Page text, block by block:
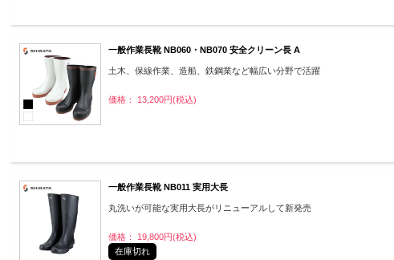
一般作業長靴 NB060・NB070 安全クリーン長 A
土木、保線作業、造船、鉄鋼業など幅広い分野で活躍
価格： 13,200円(税込)
一般作業長靴 NB011 実用大長
丸洗いが可能な実用大長がリニューアルして新発売
価格： 19,800円(税込)
在庫切れ